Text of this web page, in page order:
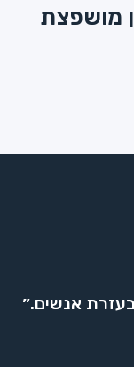
מושפצת
אנשים.״